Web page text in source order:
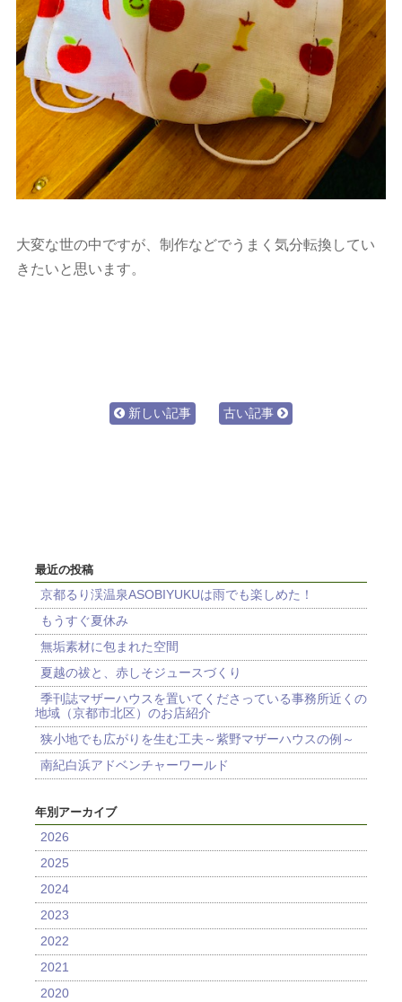
大変な世の中ですが、制作などでうまく気分転換してい
きたいと思います。
新しい記事 古い記事
最近の投稿
京都るり渓温泉ASOBIYUKUは雨でも楽しめた！
もうすぐ夏休み
無垢素材に包まれた空間
夏越の祓と、赤しそジュースづくり
季刊誌マザーハウスを置いてくださっている事務所近くの
地域（京都市北区）のお店紹介
狭小地でも広がりを生む工夫～紫野マザーハウスの例～
南紀白浜アドベンチャーワールド
年別アーカイブ
2026
2025
2024
2023
2022
2021
2020